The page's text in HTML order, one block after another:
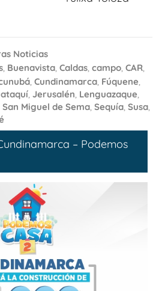
Noticias
, Buenavista, Caldas, campo, CAR,
, Cundinamarca, Fúquene,
, Jerusalén, Lenguazaque,
San Miguel de Sema, Sequía, Susa,
– Podemos